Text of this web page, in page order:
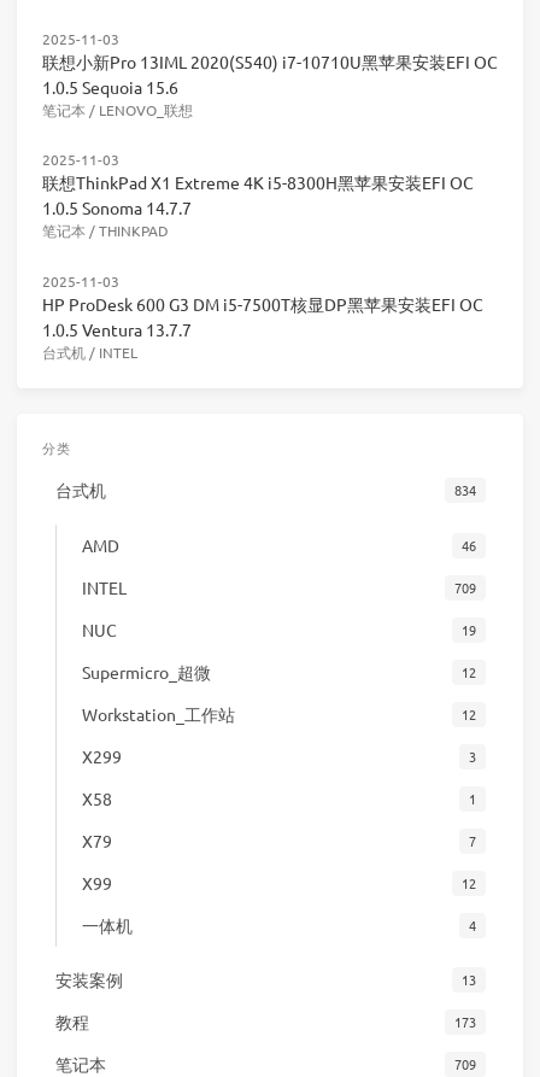
2025-11-03
联想小新Pro 13IML 2020(S540) i7-10710U黑苹果安装EFI OC
1.0.5 Sequoia 15.6
笔记本 / LENOVO_联想
2025-11-03
联想ThinkPad X1 Extreme 4K i5-8300H黑苹果安装EFI OC
1.0.5 Sonoma 14.7.7
笔记本/THINKPAD
2025-11-03
HP ProDesk 600 G3 DM i5-7500T核显DP黑苹果安装EFI OC
1.0.5 Ventura 13.7.7
台式机 / INTEL
分类
台式机 834
AMD 46
INTEL 709
NUC 19
Supermicro_超微 12
Workstation_工作站 12
X299 3
X58 1
X79 7
X99 12
一体机 4
安装案例 13
教程 173
笔记本 709